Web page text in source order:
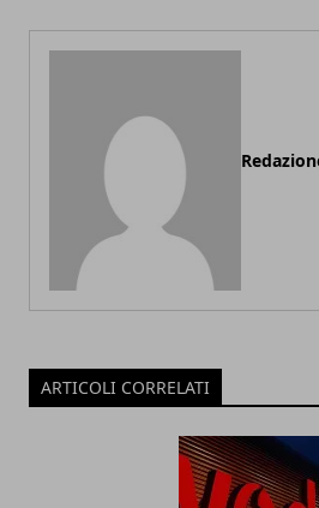
ARTICOLI CORRELATI